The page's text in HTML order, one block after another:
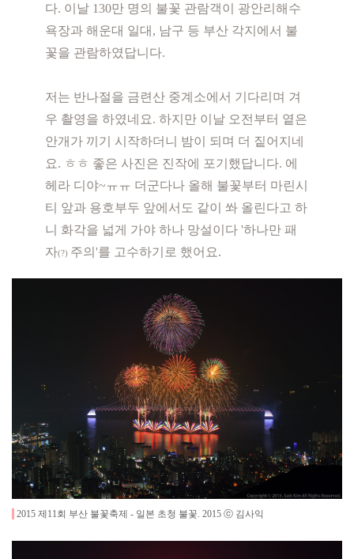
다. 이날 130만 명의 불꽃 관람객이 광안리해수
욕장과 해운대 일대, 남구 등 부산 각지에서 불
꽃을 관람하였답니다.
저는 반나절을 금련산 중계소에서 기다리며 겨
우 촬영을 하였네요. 하지만 이날 오전부터 옅은
안개가 끼기 시작하더니 밤이 되며 더 짙어지네
요. ㅎㅎ 좋은 사진은 진작에 포기했답니다. 에
헤라 디야~ㅠㅠ 더군다나 올해 불꽃부터 마린시
티 앞과 용호부두 앞에서도 같이 쏴 올린다고 하
니 화각을 넓게 가야 하나 망설이다 '하나만 패
자(?) 주의'를 고수하기로 했어요.
2015 제11회 부산 불꽃축제 - 일본 초청 불꽃 2015 ⓒ 김사익